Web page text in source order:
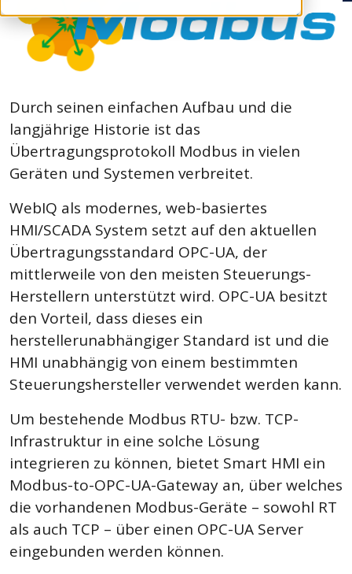
Durch seinen einfachen Aufbau und die
langjährige Historie ist das
Übertragungsprotokoll Modbus in vielen
Geräten und Systemen verbreitet.
WebIQ als modernes, web-basiertes
HMI/SCADA System setzt auf den aktuellen
Übertragungsstandard OPC-UA, der
mittlerweile von den meisten Steuerungs-
Herstellern unterstützt wird. OPC-UA besitzt
den Vorteil, dass dieses ein
herstellerunabhängiger Standard ist und die
HMI unabhängig von einem bestimmten
Steuerungshersteller verwendet werden kann.
Um bestehende Modbus RTU- bzw. TCP-
Infrastruktur in eine solche Lösung
integrieren zu können, bietet Smart HMI ein
Modbus-to-OPC-UA-Gateway an, über welches
die vorhandenen Modbus-Geräte – sowohl RT
als auch TCP – über einen OPC-UA Server
eingebunden werden können.